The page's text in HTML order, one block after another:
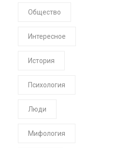
Общество
Интересное
История
Психология
Люди
Мифология